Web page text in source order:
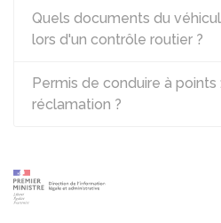
Quels documents du
lors d'un contrôle routier ?
Permis de conduire à
réclamation ?